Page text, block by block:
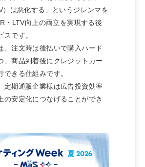
）は悪化する」というジレンマを
・LTV向上の両立を実現する後
スです。
、注文時は後払いで購入ハード
、商品到着後にクレジットカー
できる仕組みです。
定期通販企業様は広告投資効率
の安定化につなげることができ